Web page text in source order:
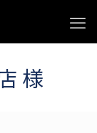
様